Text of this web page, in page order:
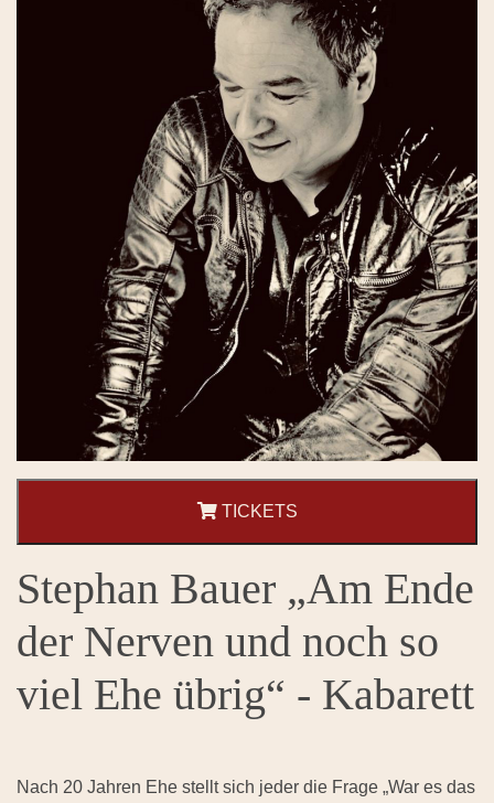
TICKETS
Stephan Bauer „Am Ende
der Nerven und noch so
viel Ehe übrig“ - Kabarett
Nach 20 Jahren Ehe stellt sich jeder die Frage „War es das